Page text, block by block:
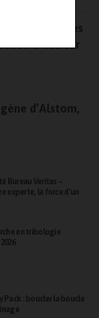
trois charges
d’eau sur
d’Alstom,
Bureau Veritas –
experte, la force d’un
en tribologie
Pack : boucler la boucle